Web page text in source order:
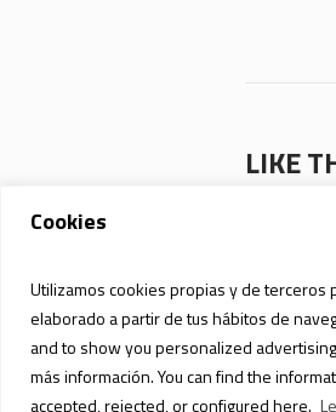
Cookies
Utilizamos cookies propias y de terceros
elaborado a partir de tus hábitos de
and to show you personalized
más información. You can find the
accepted, rejected, or configured here.
LIKE